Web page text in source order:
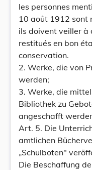
les personnes
10 août 1912 sont
ils doivent veiller à
restitués en bon
conservation.
2. Werke, die von
werden;
3. Werke, die
Bibliothek zu
angeschafft
Art. 5. Die
amtlichen
„Schulboten"
Die Beschaffung